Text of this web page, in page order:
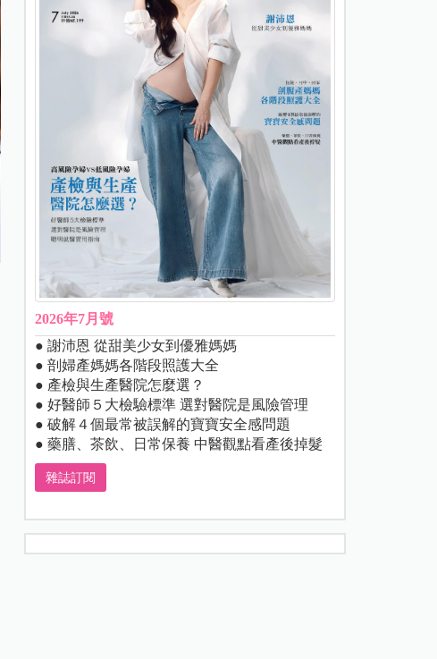
2026年7月號
● 謝沛恩 從甜美少女到優雅媽媽
● 剖婦產媽媽各階段照護大全
● 產檢與生產醫院怎麼選？
● 好醫師５大檢驗標準 選對醫院是風險管理
● 破解４個最常被誤解的寶寶安全感問題
● 藥膳、茶飲、日常保養 中醫觀點看產後掉髮
雜誌訂閱